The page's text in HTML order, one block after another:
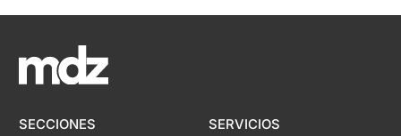
SECCIONES SERVICIOS